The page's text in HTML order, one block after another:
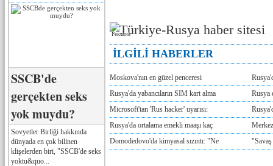
SSCB'de
gerçekten seks
yok muydu?
Sovyetler Birliği hakkında
dünyada en çok bilinen
klişelerden biri, "SSCB'de seks
yoktu&quo...
Реклама
İLGİLİ HABERLER
Moskova'nın en güzel penceresi
Rusya'da yabancıların SIM kart alma
Rusya
Microsoft'tan 'Rus hacker' uyarısı:
Rusya'da ortalama emekli maaşı kaç
Domodedovo'da kimyasal sızıntı: "Ne